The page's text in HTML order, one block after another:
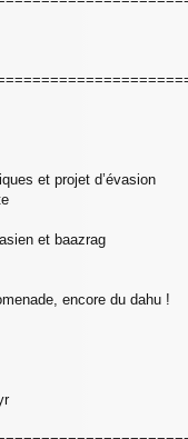
et projet d’évasion
et baazrag
encore du dahu !